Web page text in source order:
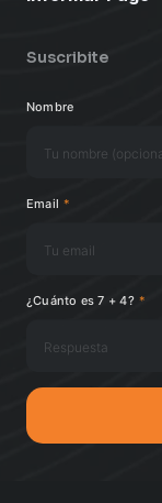
Suscribite
Nombre
Email *
¿Cuánto es 7 + 4? *